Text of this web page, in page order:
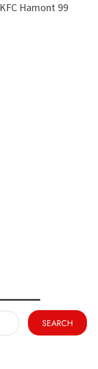
Hamont 99